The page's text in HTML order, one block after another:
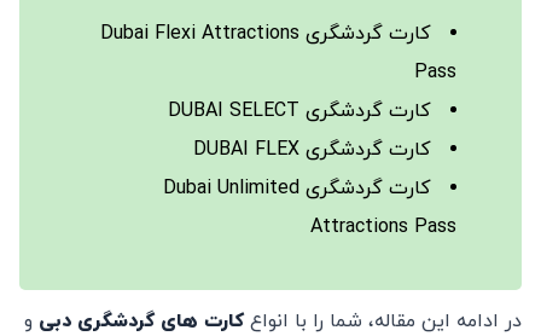
کارت گردشگری Dubai Flexi Attractions
Pass
کارت گردشگری DUBAI SELECT
کارت گردشگری DUBAI FLEX
کارت گردشگری Dubai Unlimited
Attractions Pass
در ادامه این مقاله، شما را با انواعکارت‌ های گردشگری دبی و